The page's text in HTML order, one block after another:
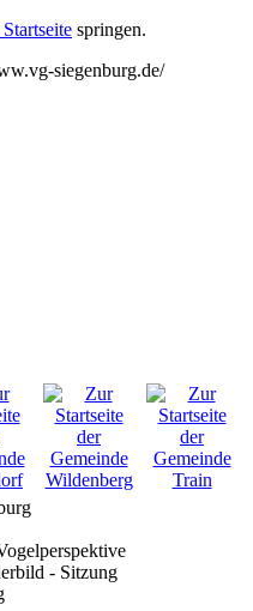
springen.
siegenburg.de/